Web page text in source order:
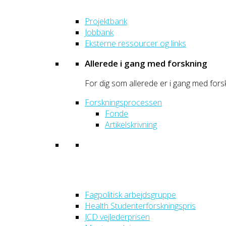
Projektbank
Jobbank
Eksterne ressourcer og links
Allerede i gang med forskning
For dig som allerede er i gang med
Forskningsprocessen
Fonde
Artikelskrivning
Fagpolitisk arbejdsgruppe
Health Studenterforskningspris
JCD vejlederprisen